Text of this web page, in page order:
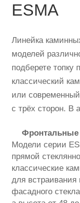
ESMA
Линейка
моделей
подберете топку
классический
или
с трёх сторон. В
Фронтальные
Модели серии
прямой
классические
для
фасадного